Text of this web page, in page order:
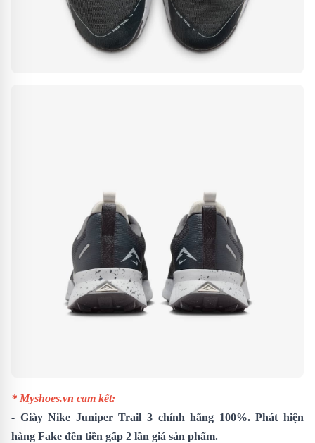
* Myshoes.vn cam kết:
- Giày Nike Juniper Trail 3 chính hãng 100%. Phát hiện
hàng Fake đền tiền gấp 2 lần giá sản phẩm.